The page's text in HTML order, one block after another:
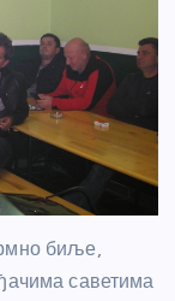
биље,
саветима